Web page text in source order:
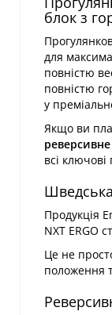
блок з
для
повністю
повністю
у
Якщо ви
всі
Продукція
NXT ERGO
Це не
положення